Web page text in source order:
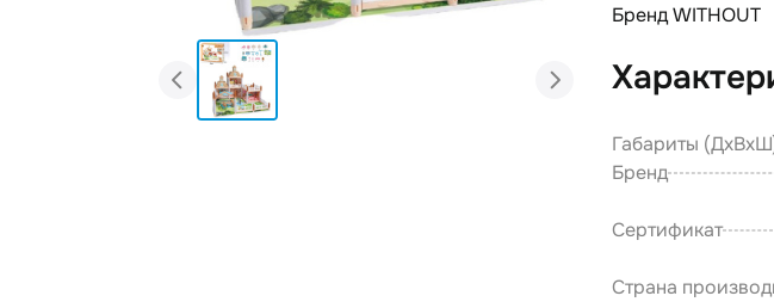
Бренд WITHOUT
Габариты
Бренд
Сертификат
Страна